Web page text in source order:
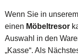
Wenn Sie in
einen Möbeltresor
Auswahl in den
„Kasse“. Als